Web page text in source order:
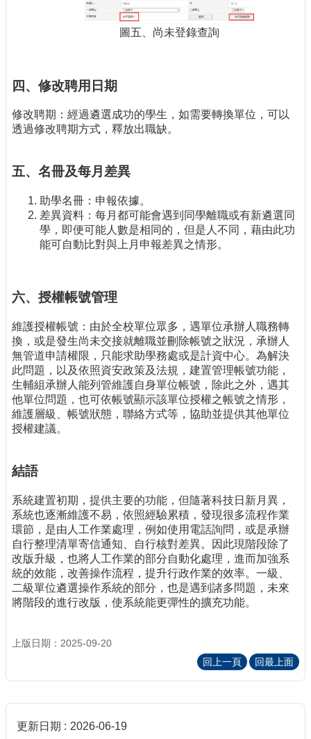
圖五、尚未登錄查詢
四、修改聘用日期
修改聘期：經過遴選成功的學生，如需要轉換單位，可以
透過修改聘期方式，釋放出職缺。
五、名冊及每月差異
助學名冊：申報依據。
差異資料：每月都可能會遇到同學離職或有新遴選同
學，即便可能人數是相同的，但是人不同，藉由此功
能可自動比對與上月申報差異之情形。
六、授權帳號管理
維護授權帳號：由於全校單位眾多，遇單位承辦人職務轉
換，或是發生尚未交接就離職並刪除帳號之狀況，承辦人
無管道申請權限，只能求助學務處或是計資中心。為解決
此問題，以及依照資安政策及法規，建置管理帳號功能，
生輔組承辦人能列管維護自身單位帳號，除此之外，遇其
他單位問題，也可依帳號顯示該單位授權之帳號之情形，
維護層級、帳號狀態，聯絡方式等，協助並提供其他單位
授權建議。
結語
系統建置初期，提供主要的功能，但隨著科技日新月異，
系統也逐漸維護不易，依照經驗累積，發現很多流程作業
環節，是由人工作業處理，例如使用電話詢問，或是承辦
自行整理清單寄信通知、自行核對差異。因此現階段除了
改版升級，也將人工作業的部分自動化處理，進而加強系
統的效能，改善操作流程，提升行政作業的效率。一級、
二級單位遴選操作系統的部分，也是遇到諸多問題，未來
將階段的進行改版，使系統能更彈性的擴充功能。
上版日期：2025-09-20
回上一頁
回最上面
更新日期 2026-06-19